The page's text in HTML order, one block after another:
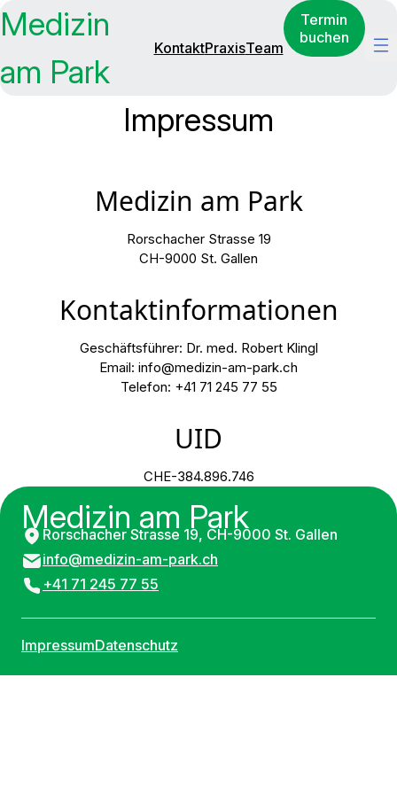
Medizin
am Park
KontaktPraxisTeam
Termin
buchen
Impressum
Medizin am Park
Rorschacher Strasse 19
CH-9000 St. Gallen
Kontaktinformationen
Geschäftsführer: Dr. med. Robert Klingl
Email: info@medizin-am-park.ch
Telefon: +41 71 245 77 55
UID
CHE-384.896.746
Medizin am Park
Rorschacher Strasse 19, CH-9000 St. Gallen
info@medizin-am-park.ch
+41 71 245 77 55
ImpressumDatenschutz